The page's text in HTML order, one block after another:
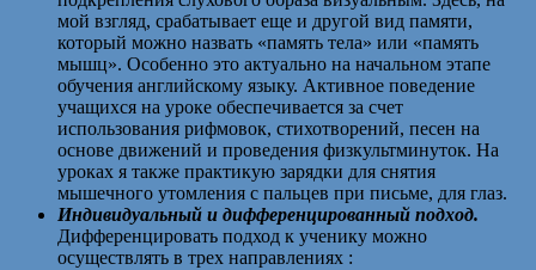
мой взгляд, срабатывает еще и другой вид памяти,
который можно назвать «память тела» или «память
мышц». Особенно это актуально на начальном этапе
обучения английскому языку. Активное поведение
учащихся на уроке обеспечивается за счет
использования рифмовок, стихотворений, песен на
основе движений и проведения физкультминуток. На
уроках я также практикую зарядки для снятия
мышечного утомления с пальцев при письме, для глаз.
Индивидуальный и дифференцированный подход.
Дифференцировать подход к ученику можно
осуществлять в трех направлениях :